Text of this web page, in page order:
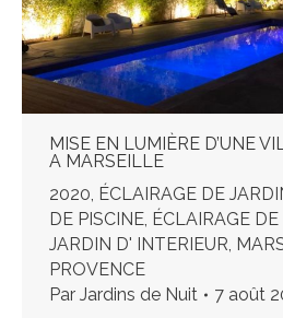
MISE EN LUMIÈRE D’UNE
A MARSEILLE
2020, ÉCLAIRAGE DE
DE PISCINE, ÉCLAIRAGE
JARDIN D' INTERIEUR,
PROVENCE
Par Jardins de Nuit
7 août